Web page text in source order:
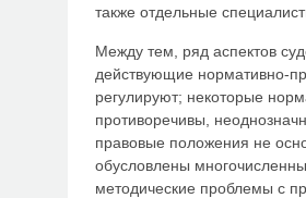
также отдельные
Между тем, ряд аспектов
действующие нормативно-
регулируют; некоторые
противоречивы,
правовые положения не
обусловлены
методические проблемы с